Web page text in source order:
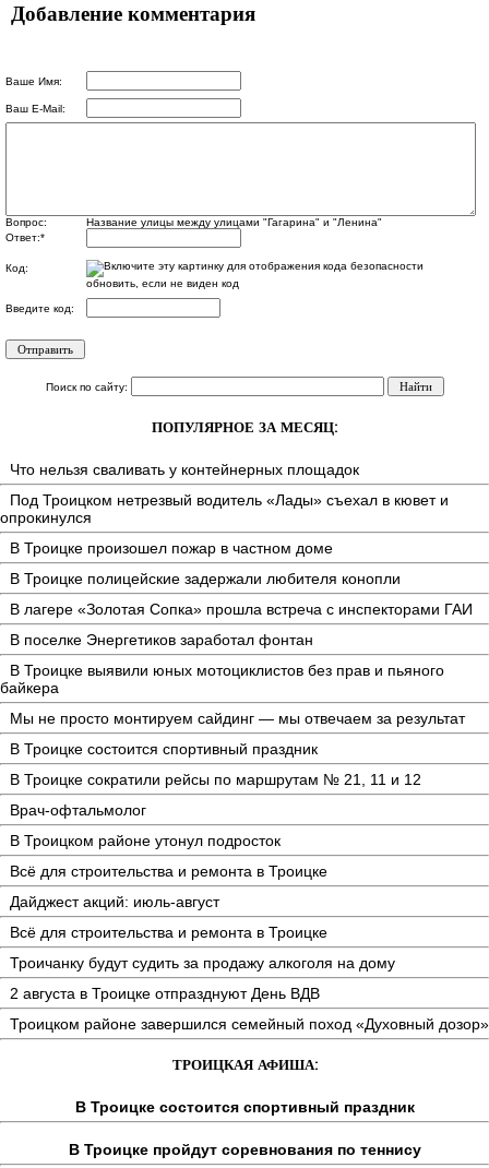
Добавление комментария
Ваше Имя:
Ваш E-Mail:
Вопрос:
Название улицы между улицами "Гагарина" и "Ленина"
Ответ:*
Код:
обновить, если не виден код
Введите код:
Поиск по сайту:
ПОПУЛЯРНОЕ ЗА МЕСЯЦ:
Что нельзя сваливать у контейнерных площадок
Под Троицком нетрезвый водитель «Лады» съехал в кювет и
опрокинулся
В Троицке произошел пожар в частном доме
В Троицке полицейские задержали любителя конопли
В лагере «Золотая Сопка» прошла встреча с инспекторами ГАИ
В поселке Энергетиков заработал фонтан
В Троицке выявили юных мотоциклистов без прав и пьяного
байкера
Мы не просто монтируем сайдинг — мы отвечаем за результат
В Троицке состоится спортивный праздник
В Троицке сократили рейсы по маршрутам № 21, 11 и 12
Врач-офтальмолог
В Троицком районе утонул подросток
Всё для строительства и ремонта в Троицке
Дайджест акций: июль-август
Всё для строительства и ремонта в Троицке
Троичанку будут судить за продажу алкоголя на дому
2 августа в Троицке отпразднуют День ВДВ
Троицком районе завершился семейный поход «Духовный дозор»
ТРОИЦКАЯ АФИША:
В Троицке состоится спортивный праздник
В Троицке пройдут соревнования по теннису